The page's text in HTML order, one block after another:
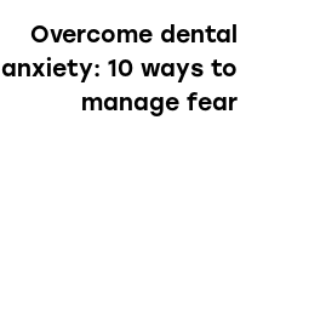
Overcome dental
anxiety: 10 ways to
manage fear